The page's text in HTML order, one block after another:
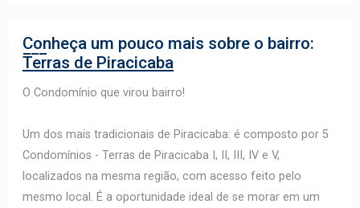
Conheça um pouco mais sobre o bairro:
Terras de Piracicaba
O Condomínio que virou bairro!
Um dos mais tradicionais de Piracicaba: é composto por 5
Condomínios - Terras de Piracicaba I, II, III, IV e V,
localizados na mesma região, com acesso feito pelo
mesmo local. É a oportunidade ideal de se morar em um